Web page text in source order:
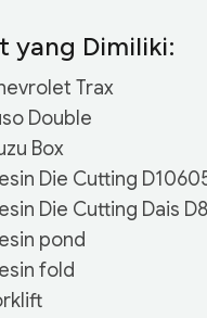
yang Dimiliki:
Trax
Double
Box
Die Cutting
Die Cutting Dais
pond
fold